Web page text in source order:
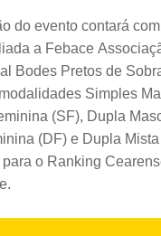
do evento contará
a Febace
Bodes Pretos de
Simples
(SF), Dupla
(DF) e Dupla
o Ranking